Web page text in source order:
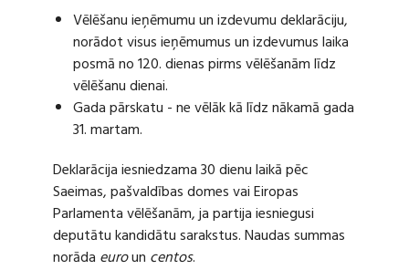
Vēlēšanu ieņēmumu un izdevumu deklarāciju,
norādot visus ieņēmumus un izdevumus laika
posmā no 120. dienas pirms vēlēšanām līdz
vēlēšanu dienai.
Gada pārskatu - ne vēlāk kā līdz nākamā gada
31. martam.
Deklarācija iesniedzama 30 dienu laikā pēc
Saeimas, pašvaldības domes vai Eiropas
Parlamenta vēlēšanām, ja partija iesniegusi
deputātu kandidātu sarakstus. Naudas summas
norāda euroun centos.